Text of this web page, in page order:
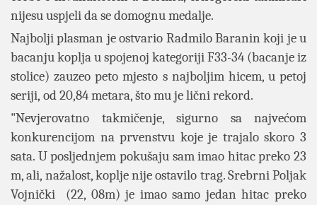
nijesu uspjeli da se domognu medalje.
Najbolji plasman je ostvario Radmilo Baranin koji je u
bacanju koplja u spojenoj kategoriji F33-34 (bacanje iz
stolice) zauzeo peto mjesto s najboljim hicem, u petoj
seriji, od 20,84 metara, što mu je lični rekord.
"Nevjerovatno takmičenje, sigurno sa najvećom
konkurencijom na prvenstvu koje je trajalo skoro 3
sata. U posljednjem pokušaju sam imao hitac preko 23
m, ali, nažalost, koplje nije ostavilo trag. Srebrni Poljak
Vojnički (22, 08m) je imao samo jedan hitac preko